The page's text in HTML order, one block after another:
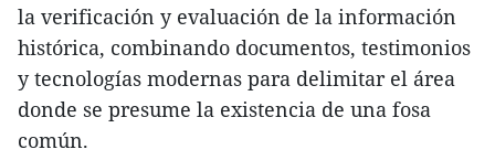
la verificación y evaluación de la información
histórica, combinando documentos, testimonios
y tecnologías modernas para delimitar el área
donde se presume la existencia de una fosa
común.